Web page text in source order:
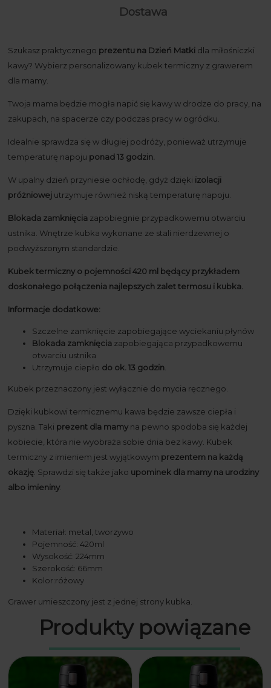
Dostawa
Szukasz praktycznego prezentu na Dzień Matki dla miłośniczki
kawy? Wybierz personalizowany kubek termiczny z grawerem
dla mamy.
Twoja mama będzie mogła napić się kawy w drodze do pracy, na
zakupach, na spacerze czy podczas pracy w ogródku.
Idealnie sprawdza się w długiej podróży, ponieważ utrzymuje
temperaturę napoju ponad 13 godzin.
W upalny dzień przyniesie ochłodę, gdyż dzięki izolacji
próżniowej utrzymuje również niską temperaturę napoju.
Blokada zamknięcia zapobiegnie przypadkowemu otwarciu
ustnika. Wnętrze kubka wykonane ze stali nierdzewnej o
podwyższonym standardzie.
Kubek termiczny o pojemności 420 ml będący przykładem
doskonałego połączenia najlepszych zalet termosu i kubka.
Informacje dodatkowe:
Szczelne zamknięcie zapobiegające wyciekaniu płynów
Blokada zamknięcia zapobiegająca przypadkowemu
otwarciu ustnika
Utrzymuje ciepło do ok. 13 godzin
Kubek przeznaczony jest wyłącznie do mycia ręcznego.
Dzięki kubkowi termicznemu kawa będzie zawsze ciepła i
pyszna. Taki prezent dla mamy na pewno spodoba się każdej
kobiecie, która nie wyobraża sobie dnia bez kawy. Kubek
termiczny z imieniem jest wyjątkowym prezentem na każdą
okazję . Sprawdzi się także jako upominek dla mamy na urodziny
albo imieniny
Materiał: metal, tworzywo
Pojemność: 420ml
Wysokość: 224mm
Szerokość: 66mm
Kolor:różowy
Grawer umieszczony jest z jednej strony kubka.
Produkty powiązane